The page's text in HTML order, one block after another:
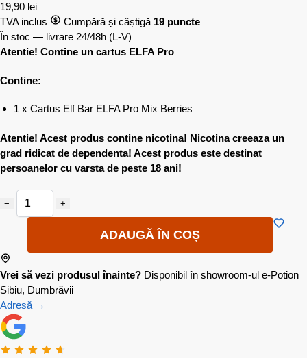
19,90 lei
TVA inclus
Cumpără și câștigă 19 puncte
În stoc — livrare 24/48h (L-V)
Atentie! Contine un cartus ELFA Pro
Contine:
1 x Cartus Elf Bar ELFA Pro Mix Berries
Atentie! Acest produs contine nicotina! Nicotina creeaza un
grad ridicat de dependenta! Acest produs este destinat
persoanelor cu varsta de peste 18 ani!
− +
ADAUGĂ ÎN COȘ
Vrei să vezi produsul înainte? Disponibil în showroom-ul e-Potion
Sibiu, Dumbrăvii
Adresă →